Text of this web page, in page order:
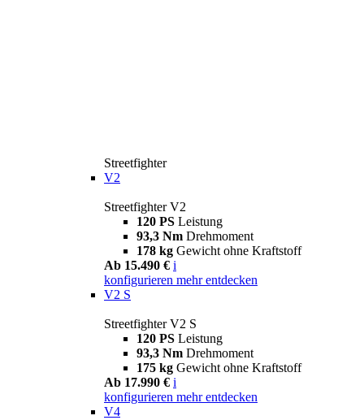
Streetfighter
V2
Streetfighter V2
120 PS Leistung
93,3 Nm Drehmoment
178 kg Gewicht ohne Kraftstoff
Ab 15.490 € i
konfigurieren mehr entdecken
V2 S
Streetfighter V2 S
120 PS Leistung
93,3 Nm Drehmoment
175 kg Gewicht ohne Kraftstoff
Ab 17.990 € i
konfigurieren mehr entdecken
V4